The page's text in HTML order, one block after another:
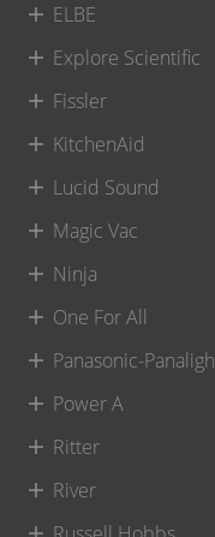
ELBE
Explore Scientific
Fissler
KitchenAid
Lucid Sound
Magic Vac
Ninja
One For All
Panasonic-
Power A
Ritter
River